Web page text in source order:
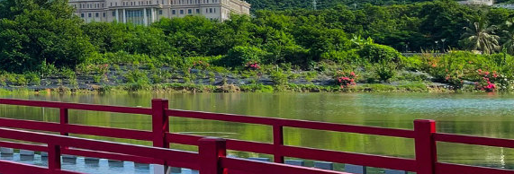
国际交流
合作办学
国际学生
国际合作与交流处
三亚学院公共外交研究中心
招生就业
招生信息
就业服务
研究生招生
图书馆